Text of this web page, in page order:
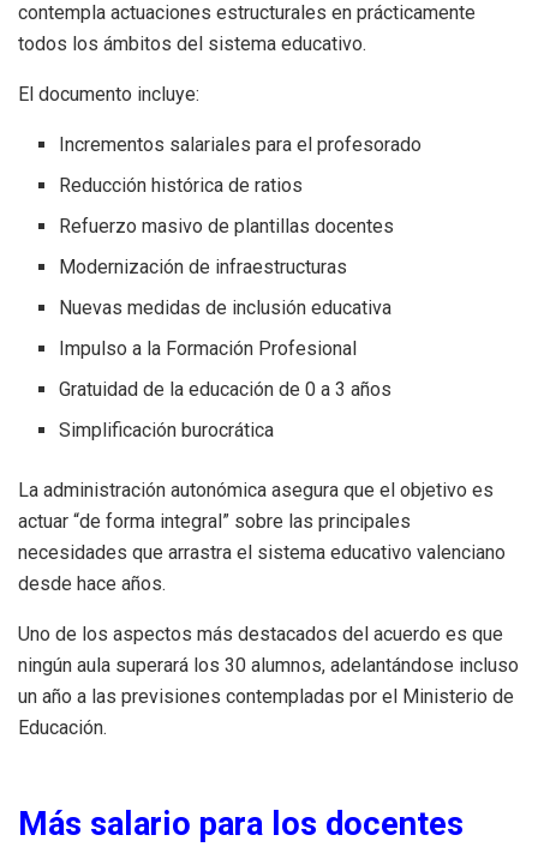
contempla actuaciones estructurales en prácticamente
todos los ámbitos del sistema educativo.
El documento incluye:
Incrementos salariales para el profesorado
Reducción histórica de ratios
Refuerzo masivo de plantillas docentes
Modernización de infraestructuras
Nuevas medidas de inclusión educativa
Impulso a la Formación Profesional
Gratuidad de la educación de 0 a 3 años
Simplificación burocrática
La administración autonómica asegura que el objetivo es
actuar “de forma integral” sobre las principales
necesidades que arrastra el sistema educativo valenciano
desde hace años.
Uno de los aspectos más destacados del acuerdo es que
ningún aula superará los 30 alumnos, adelantándose incluso
un año a las previsiones contempladas por el Ministerio de
Educación.
Más salario para los docentes